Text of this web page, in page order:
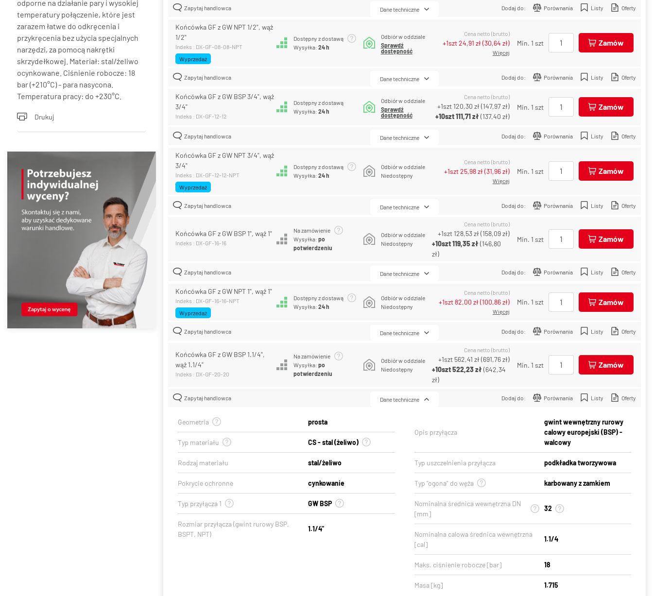
odporne na działanie pary i wysokiej
temperatury połączenie, które jest
zarazem łatwe do odkręcenia i
przykręcenia bez użycia specjalnych
narzędzi, za pomocą nakrętki
skrzydełkowej. Materiał: stal/żeliwo
ocynkowane. Ciśnienie robocze: 18
bar (+210°C) - para nasycona.
Temperatura pracy: do +230°C.
Drukuj
Zapytaj handlowca Dodaj do: Porównania Listy Oferty
Dane techniczne
Końcówka GF z GW NPT 1/2", wąż
1/2"
Indeks : DX-GF-08-08-NPT
Wyprzedaż
Dostępny z dostawą
Wysyłka:24 h
Odbiór w oddziale
Sprawdź
dostępność
Cena netto (brutto)
+1szt24,91 zł(30,64 zł)
Więcej
Min. 1 szt Zamów
Zapytaj handlowca Dodaj do: Porównania Listy Oferty
Dane techniczne
Końcówka GF z GW BSP 3/4", wąż
3/4"
Indeks : DX-GF-12-12
Dostępny z dostawą
Wysyłka:24 h
Odbiór w oddziale
Sprawdź
dostępność
Cena netto (brutto)
+1szt 120,30 zł(147,97 zł)
+10szt111,71 zł(137,40 zł)
Min. 1 szt Zamów
Zapytaj handlowca Dodaj do: Porównania Listy Oferty
Dane techniczne
Końcówka GF z GW NPT 3/4", wąż
3/4"
Indeks : DX-GF-12-12-NPT
Wyprzedaż
Dostępny z dostawą
Wysyłka:24 h
Odbiór w oddziale
Niedostępny
Cena netto (brutto)
+1szt25,98 zł(31,96 zł)
Więcej
Min. 1 szt Zamów
Zapytaj handlowca Dodaj do: Porównania Listy Oferty
Dane techniczne
Końcówka GF z GW BSP 1", wąż 1"
Indeks : DX-GF-16-16
Na zamówienie
Wysyłka:po
potwierdzeniu
Odbiór w oddziale
Niedostępny
Cena netto (brutto)
+1szt 128,53 zł(158,09 zł)
+10szt119,35 zł(146,80
zł)
Min. 1 szt Zamów
Zapytaj handlowca Dodaj do: Porównania Listy Oferty
Dane techniczne
Końcówka GF z GW NPT 1", wąż 1"
Indeks : DX-GF-16-16-NPT
Wyprzedaż
Dostępny z dostawą
Wysyłka:24 h
Odbiór w oddziale
Niedostępny
Cena netto (brutto)
+1szt82,00 zł(100,86 zł)
Więcej
Min. 1 szt Zamów
Zapytaj handlowca Dodaj do: Porównania Listy Oferty
Dane techniczne
Końcówka GF z GW BSP 1.1/4",
wąż 1.1/4"
Indeks : DX-GF-20-20
Na zamówienie
Wysyłka:po
potwierdzeniu
Odbiór w oddziale
Niedostępny
Cena netto (brutto)
+1szt 562,41 zł(691,76 zł)
+10szt522,23 zł(642,34
zł)
Min. 1 szt Zamów
Zapytaj handlowca Dodaj do: Porównania Listy Oferty
Dane techniczne
Geometria prosta
Typ materiału CS - stal (żeliwo)
Rodzaj materiału stal/żeliwo
Pokrycie ochronne cynkowanie
Typ przyłącza 1 GW BSP
Rozmiar przyłącza (gwint rurowy BSP,
BSPT, NPT)
1.1/4"
Opis przyłącza
gwint wewnętrzny rurowy
calowy europejski (BSP) -
walcowy
Typ uszczelnienia przyłącza podkładka tworzywowa
Typ "ogona" do węża karbowany z zamkiem
Nominalna średnica wewnętrzna DN
[mm]
32
Nominalna calowa średnica wewnętrzna
[cal]
1.1/4
Maks. ciśnienie robocze [bar] 18
Masa [kg] 1.715